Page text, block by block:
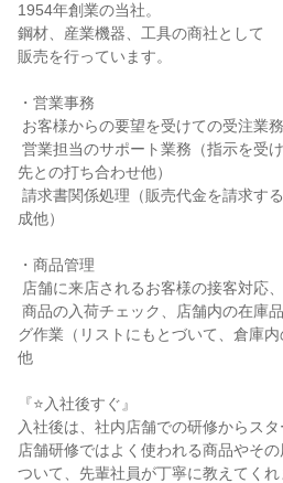
1954年創業の当社。
鋼材、産業機器、工具の商社として
販売を行っています。
・営業事務
先との打ち合わせ他）
成他）
・商品管理
グ作業（リストにもとづいて、倉庫内
他
『⭐入社後すぐ』
入社後は、社内店舗での研修からスタ
店舗研修ではよく使われる商品やその
ついて、先輩社員が丁寧に教えてくれ